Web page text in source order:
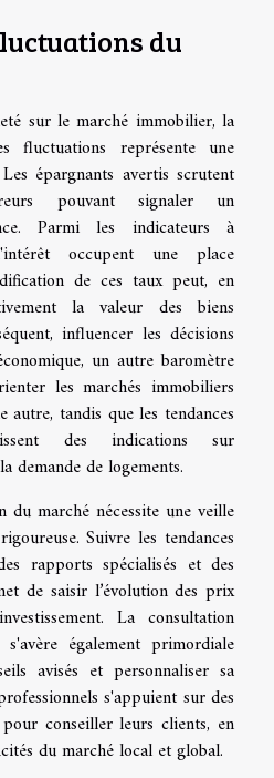
du
sur le marché immobilier, la
fluctuations représente une
épargnants avertis scrutent
pouvant signaler un
Parmi les indicateurs à
occupent une place
de ces taux peut, en
la valeur des biens
influencer les décisions
un autre baromètre
les marchés immobiliers
tandis que les tendances
des indications sur
demande de logements.
marché nécessite une veille
Suivre les tendances
rapports spécialisés et des
de saisir l’évolution des prix
La consultation
également primordiale
avisés et personnaliser sa
s'appuient sur des
conseiller leurs clients, en
du marché local et global.